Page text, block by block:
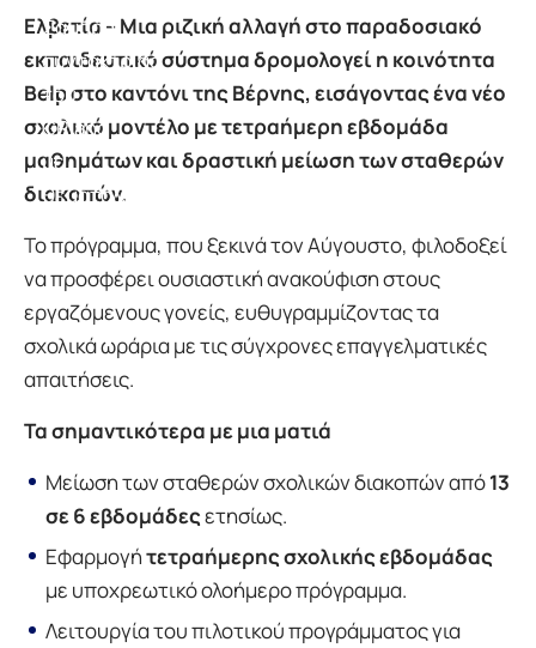
Ελβετία – Μια ριζική αλλαγή στο παραδοσιακό
εκπαιδευτικό σύστημα δρομολογεί η κοινότητα
Belp στο καντόνι της Βέρνης, εισάγοντας ένα νέο
σχολικό μοντέλο με τετραήμερη εβδομάδα
μαθημάτων και δραστική μείωση των σταθερών
διακοπών.
Το πρόγραμμα, που ξεκινά τον Αύγουστο, φιλοδοξεί
να προσφέρει ουσιαστική ανακούφιση στους
εργαζόμενους γονείς, ευθυγραμμίζοντας τα
σχολικά ωράρια με τις σύγχρονες επαγγελματικές
απαιτήσεις.
Τα σημαντικότερα με μια ματιά
Μείωση των σταθερών σχολικών διακοπών από13
σε 6 εβδομάδεςετησίως.
Εφαρμογήτετραήμερης σχολικής εβδομάδας
με υποχρεωτικό ολοήμερο πρόγραμμα.
Λειτουργία του πιλοτικού προγράμματος για